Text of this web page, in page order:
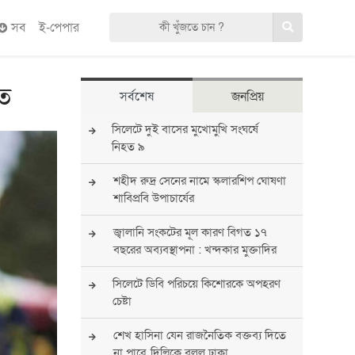
সব ই-পেপার
সর্বশেষ জনপ্রিয়
সিলেটে দুই বাসের মুখোমুখি সংঘর্ষে
নিহত ৯
শহীদ রুদ্র সেনের নামে স্কলারশিপ ঘোষণা
শাবিপ্রবি উপাচার্যের
জ্বালানি সংকটের মূল কারণ বিগত ১৭
বছরের অব্যবস্থাপনা : খন্দকার মুক্তাদির
সিলেটে ডিবি পরিচয়ে কিশোরকে অপহরণ
চেষ্টা
শেখ হাসিনা যেন রাজনৈতিক বক্তব্য দিতে